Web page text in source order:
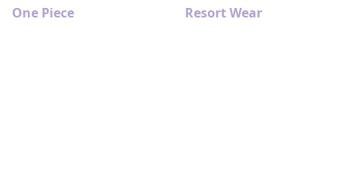
One Piece Resort Wear